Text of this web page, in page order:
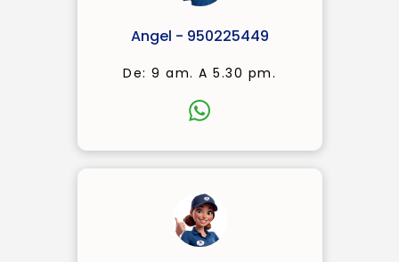
Angel - 950225449
De: 9 am. A 5.30 pm.